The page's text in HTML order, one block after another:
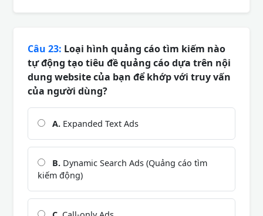
Câu 23: Loại hình quảng cáo tìm kiếm nào
tự động tạo tiêu đề quảng cáo dựa trên nội
dung website của bạn để khớp với truy vấn
của người dùng?
A. Expanded Text Ads
B. Dynamic Search Ads (Quảng cáo tìm
kiếm động)